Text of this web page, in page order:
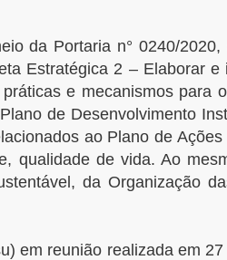
da Portaria n° 0240/
Estratégica 2 – Elaborar e
e mecanismos para
de Desenvolvimento
ao Plano de
qualidade de vida. Ao
da Organização
em reunião realizada em